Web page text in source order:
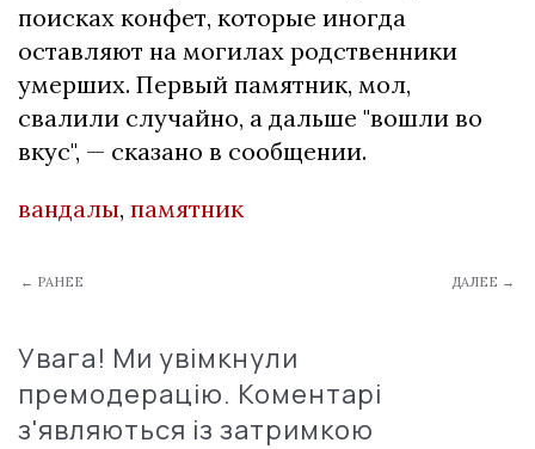
поисках конфет, которые иногда
оставляют на могилах родственники
умерших. Первый памятник, мол,
свалили случайно, а дальше "вошли во
вкус", — сказано в сообщении.
вандалы, памятник
← РАНЕЕ ДАЛЕЕ →
Увага! Ми увімкнули
премодерацію. Коментарі
з'являються із затримкою